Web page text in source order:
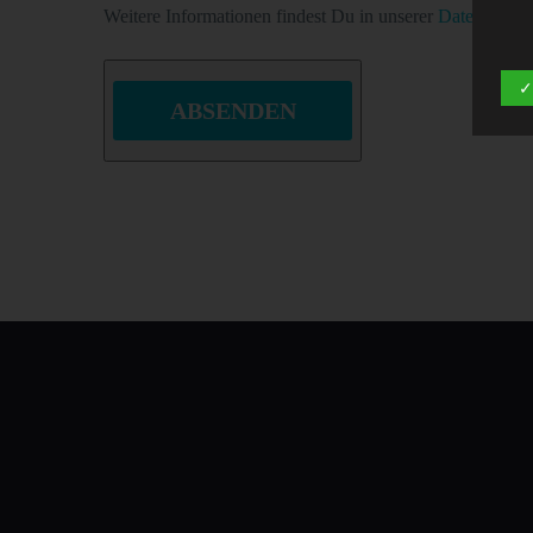
Weitere Informationen findest Du in unserer